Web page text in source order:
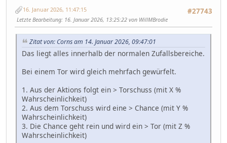
#27743
16. Januar 2026, 11:47:15
Letzte Bearbeitung: 16. Januar 2026, 13:25:22 von WillMBrodie
Zitat von: Corns am 14. Januar 2026, 09:47:01
Das liegt alles innerhalb der normalen Zufallsbereiche.
Bei einem Tor wird gleich mehrfach gewürfelt.
1. Aus der Aktions folgt ein > Torschuss (mit X %
Wahrscheinlichkeit)
2. Aus dem Torschuss wird eine > Chance (mit Y %
Wahrscheinlichkeit)
3. Die Chance geht rein und wird ein > Tor (mit Z %
Wahrscheinlichkeit)